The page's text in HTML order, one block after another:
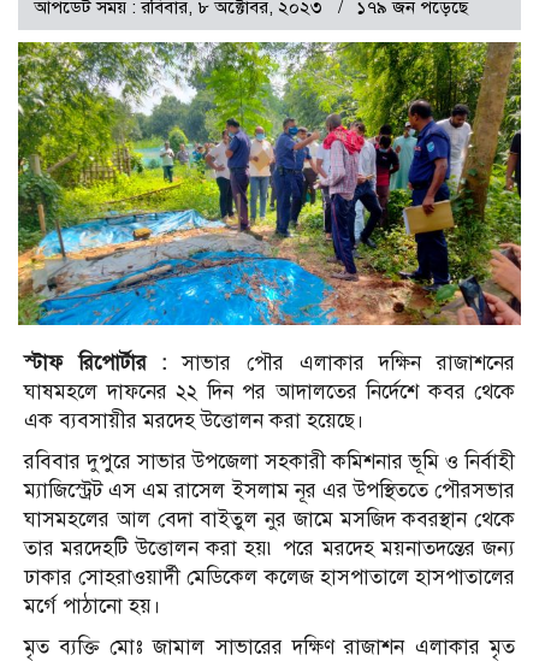
আপডেট সময় : রবিবার, ৮ অক্টোবর, ২০২৩ ১৭৯ জন পড়েছে
স্টাফ রিপোর্টার : সাভার পৌর এলাকার দক্ষিন রাজাশনের
ঘাষমহলে দাফনের ২২ দিন পর আদালতের নির্দেশে কবর থেকে
এক ব্যবসায়ীর মরদেহ উত্তোলন করা হয়েছে।
রবিবার দুপুরে সাভার উপজেলা সহকারী কমিশনার ভূমি ও নির্বাহী
ম্যাজিস্ট্রেট এস এম রাসেল ইসলাম নূর এর উপস্থিততে পৌরসভার
ঘাসমহলের আল বেদা বাইতুল নুর জামে মসজিদ কবরস্থান থেকে
তার মরদেহটি উত্তোলন করা হয়৷ পরে মরদেহ ময়নাতদন্তের জন্য
ঢাকার সোহরাওয়ার্দী মেডিকেল কলেজ হাসপাতালে হাসপাতালের
মর্গে পাঠানো হয়।
মৃত ব্যক্তি মোঃ জামাল সাভারের দক্ষিণ রাজাশন এলাকার মৃত